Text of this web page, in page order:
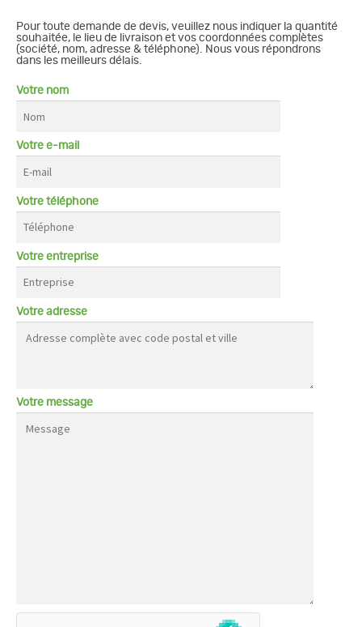
Pour toute demande de devis, veuillez nous indiquer la quantité
souhaitée, le lieu de livraison et vos coordonnées complètes
(société, nom, adresse & téléphone). Nous vous répondrons
dans les meilleurs délais.
Votre nom
Votre e-mail
Votre téléphone
Votre entreprise
Votre adresse
Votre message